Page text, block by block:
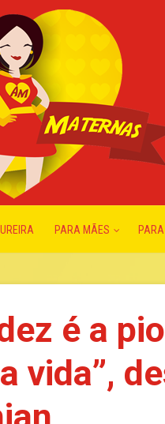
PARA MÃES
é a
vida”,